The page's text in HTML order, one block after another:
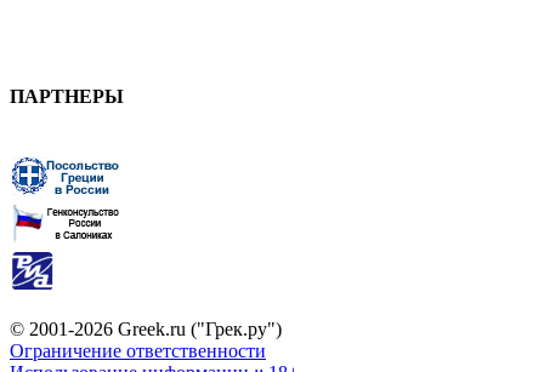
ПАРТНЕРЫ
© 2001-2026 Greek.ru ("Грек.ру")
Ограничение ответственности